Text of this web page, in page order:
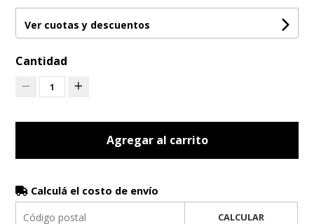
Ver cuotas y descuentos
Cantidad
1
Agregar al carrito
Calculá el costo de envío
CALCULAR